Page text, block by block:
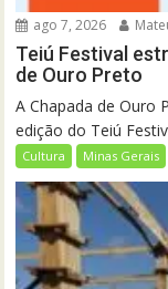
ago 7, 2026
Teiú Festival
de Ouro Preto
A Chapada de Ouro
edição do Teiú
Cultura Minas Gerais